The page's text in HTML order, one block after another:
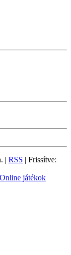
| RSS | Frissítve:
Online játékok